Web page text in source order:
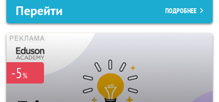
Перейти ПОДРОБНЕЕ
-5%